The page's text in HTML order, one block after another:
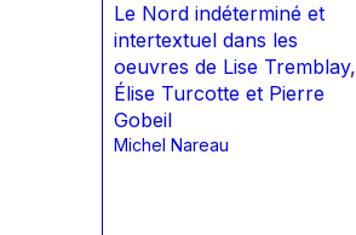
Le Nord indéterminé et
intertextuel dans les
oeuvres de Lise Tremblay,
Élise Turcotte et Pierre
Gobeil
Michel Nareau